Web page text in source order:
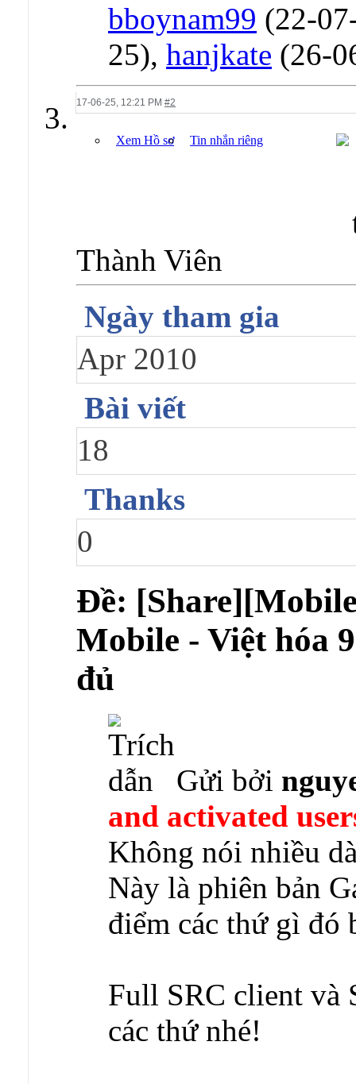
bboynam99 (22-
25), hanjkate (26-
17-06-25, 12:21 PM #2
Xem Hồ sơ Tin nhắn riêng
Thành Viên
Ngày tham gia
Apr 2010
Bài viết
18
Thanks
0
Ðề:
Mobile - Việt hóa
đủ
Gửi bởi
and activated
Không nói nhiều
Này là phiên bản
điểm các thứ gì đó
Full SRC client và
các thứ nhé!